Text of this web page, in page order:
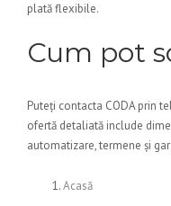
plată flexibile.
Cum pot
Puteți contacta CODA prin
ofertă detaliată include
automatizare, termene și
Acasă